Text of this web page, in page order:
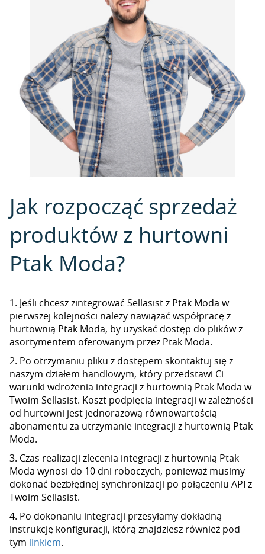
Jak rozpocząć sprzedaż
produktów z hurtowni
Ptak Moda?
1. Jeśli chcesz zintegrować Sellasist z Ptak Moda w
pierwszej kolejności należy nawiązać współpracę z
hurtownią Ptak Moda, by uzyskać dostęp do plików z
asortymentem oferowanym przez Ptak Moda.
2. Po otrzymaniu pliku z dostępem skontaktuj się z
naszym działem handlowym, który przedstawi Ci
warunki wdrożenia integracji z hurtownią Ptak Moda w
Twoim Sellasist. Koszt podpięcia integracji w zależności
od hurtowni jest jednorazową równowartością
abonamentu za utrzymanie integracji z hurtownią Ptak
Moda.
3. Czas realizacji zlecenia integracji z hurtownią Ptak
Moda wynosi do 10 dni roboczych, ponieważ musimy
dokonać bezbłędnej synchronizacji po połączeniu API z
Twoim Sellasist.
4. Po dokonaniu integracji przesyłamy dokładną
instrukcję konfiguracji, którą znajdziesz również pod
tym linkiem.